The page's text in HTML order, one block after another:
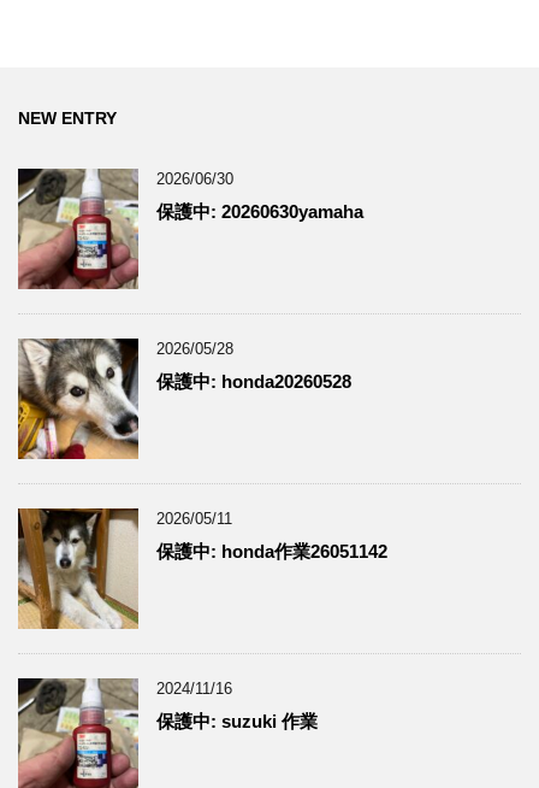
NEW ENTRY
2026/06/30
保護中: 20260630yamaha
2026/05/28
保護中: honda20260528
2026/05/11
保護中: honda作業26051142
2024/11/16
保護中: suzuki 作業